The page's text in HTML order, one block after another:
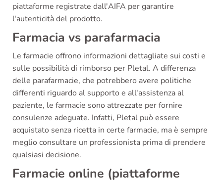
piattaforme registrate dall'AIFA per garantire
l'autenticità del prodotto.
Farmacia vs parafarmacia
Le farmacie offrono informazioni dettagliate sui costi e
sulle possibilità di rimborso per Pletal. A differenza
delle parafarmacie, che potrebbero avere politiche
differenti riguardo al supporto e all'assistenza al
paziente, le farmacie sono attrezzate per fornire
consulenze adeguate. Infatti, Pletal può essere
acquistato senza ricetta in certe farmacie, ma è sempre
meglio consultare un professionista prima di prendere
qualsiasi decisione.
Farmacie online (piattaforme